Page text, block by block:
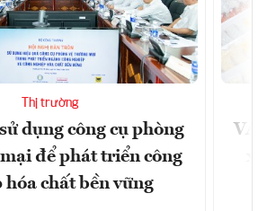
Thị trường
dụng công cụ phòng
để phát triển công
hóa chất bền vững